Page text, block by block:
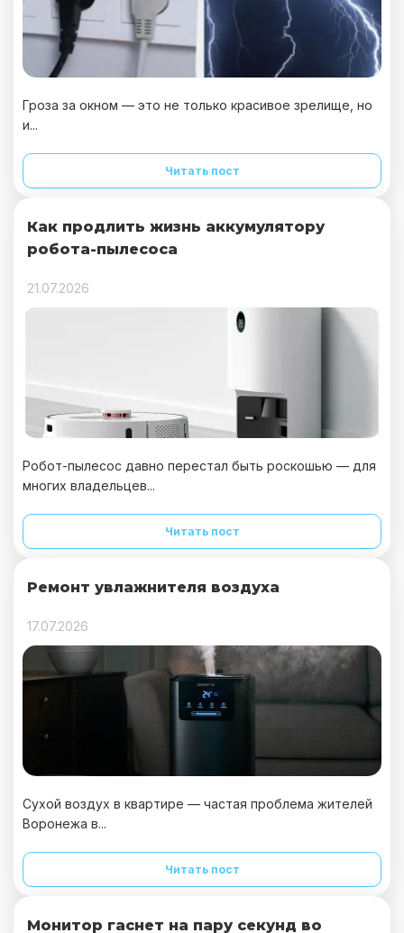
Гроза за окном — это не только красивое зрелище, но
и...
Читать пост
Как продлить жизнь аккумулятору
робота-пылесоса
21.07.2026
Робот-пылесос давно перестал быть роскошью — для
многих владельцев...
Читать пост
Ремонт увлажнителя воздуха
17.07.2026
Сухой воздух в квартире — частая проблема жителей
Воронежа в...
Читать пост
Монитор гаснет на пару секунд во